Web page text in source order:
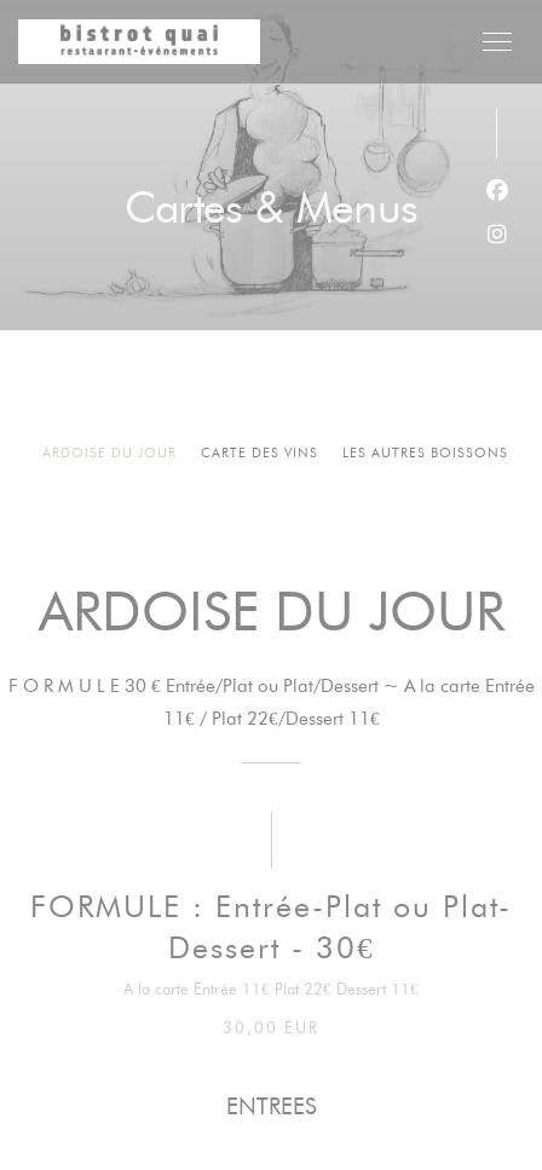
Personnalisation de vos choix en matière de cookies
Cartes & Menus
ARDOISE DU JOUR CARTE DES VINS LES AUTRES BOISSONS
ARDOISE DU JOUR
F O R M U L E 30 € Entrée/Plat ou Plat/Dessert ~ A la carte Entrée
11€ / Plat 22€/Dessert 11€
FORMULE : Entrée-Plat ou Plat-
Dessert - 30€
A la carte Entrée 11€ Plat 22€ Dessert 11€
30,00 EUR
ENTREES